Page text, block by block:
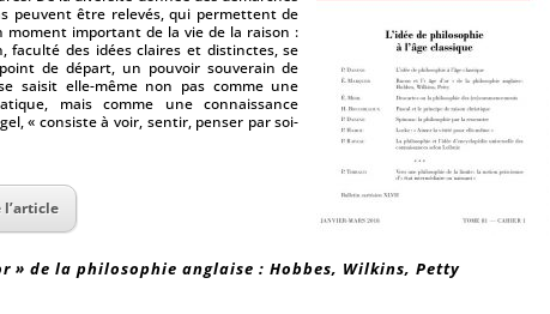
peuvent être relevés, qui permettent de
important de la vie de la raison :
faculté des idées claires et distinctes, se
de départ, un pouvoir souverain de
saisit elle-même non pas comme une
mais comme une connaissance
« consiste à voir, sentir, penser par soi-
l’article
» de la philosophie anglaise : Hobbes, Wilkins, Petty